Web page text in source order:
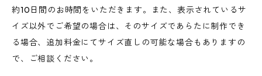
約10日間のお時間をいただきます。また、表示されているサ
イズ以外でご希望の場合は、そのサイズであらたに制作でき
る場合、追加料金にてサイズ直しの可能な場合もありますの
で、ご相談ください。